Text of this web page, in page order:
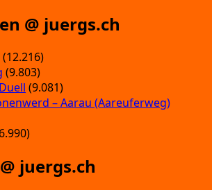
@ juergs.ch
(12.216)
(9.803)
(9.081)
– Aarau (Aareuferweg)
juergs.ch